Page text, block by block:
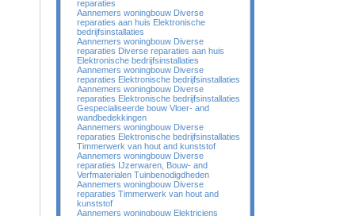
reparaties
Aannemers woningbouw Diverse
reparaties aan huis Elektronische
bedrijfsinstallaties
Aannemers woningbouw Diverse
reparaties Diverse reparaties aan huis
Elektronische bedrijfsinstallaties
Aannemers woningbouw Diverse
reparaties Elektronische bedrijfsinstallaties
Aannemers woningbouw Diverse
reparaties Elektronische bedrijfsinstallaties
Gespecialiseerde bouw Vloer- and
wandbedekkingen
Aannemers woningbouw Diverse
reparaties Elektronische bedrijfsinstallaties
Timmerwerk van hout and kunststof
Aannemers woningbouw Diverse
reparaties IJzerwaren, Bouw- and
Verfmaterialen Tuinbenodigdheden
Aannemers woningbouw Diverse
reparaties Timmerwerk van hout and
kunststof
Aannemers woningbouw Elektriciens